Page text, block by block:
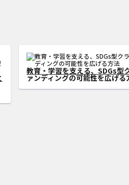
書籍出版を成功させるためのク
ンディング活用法：初心者から
践できる成功の秘訣